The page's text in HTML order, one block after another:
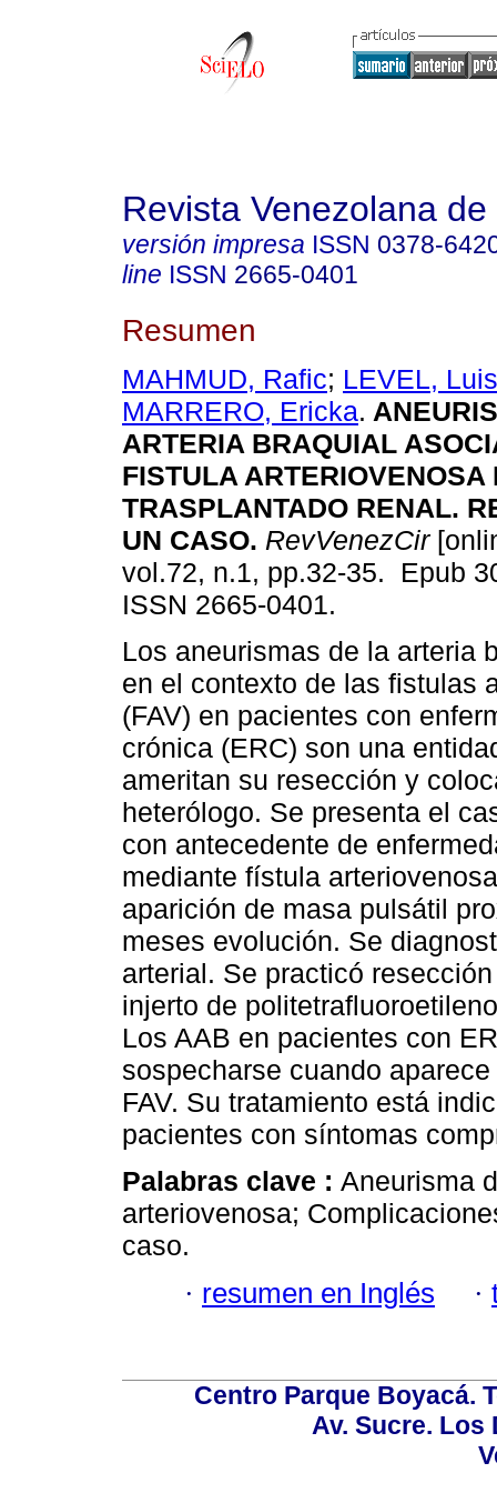
Revista Venezolana
versión impresa ISSN 0378-
line ISSN 2665-0401
Resumen
MAHMUD, Rafic; LEVEL, Luis
MARRERO, Ericka.
ARTERIA BRAQUIAL
FISTULA ARTERIOVENOSA
TRASPLANTADO RENAL.
UN CASO. RevVenezCir
vol.72, n.1, pp.32-35. Epub
ISSN 2665-0401.
Los aneurismas de la arteria
en el contexto de las fistulas
(FAV) en pacientes con
crónica (ERC) son una
ameritan su resección y
heterólogo. Se presenta el
con antecedente de
mediante fístula
aparición de masa pulsátil
meses evolución. Se
arterial. Se practicó
injerto de
Los AAB en pacientes con
sospecharse cuando
FAV. Su tratamiento está
pacientes con síntomas
Palabras clave : Aneurisma
arteriovenosa;
caso.
· resumen en Inglés ·
Centro Parque Boyacá.
Av. Sucre. Los